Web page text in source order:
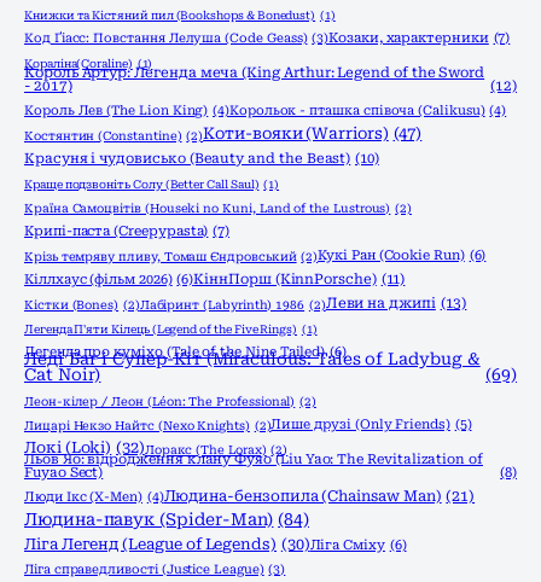
Книжки та Кістяний пил (Bookshops & Bonedust) (1)
Код Ґіасс: Повстання Лелуша (Code Geass) (3)Козаки, характерники (7)
Кораліна(Coraline) (1)
Король Артур: Легенда меча (King Arthur: Legend of the Sword
- 2017) (12)
Король Лев (The Lion King) (4)Корольок - пташка співоча (Calikusu) (4)
Костянтин (Constantine) (2)Коти-вояки (Warriors) (47)
Красуня і чудовисько (Beauty and the Beast) (10)
Краще подзвоніть Солу (Better Call Saul) (1)
Країна Самоцвітів (Houseki no Kuni, Land of the Lustrous) (2)
Крипі-паста (Creepypasta) (7)
Крізь темряву пливу, Томаш Єндровський (2)Кукі Ран (Cookie Run) (6)
Кіллхаус (фільм 2026) (6)КіннПорш (KinnPorsche) (11)
Кістки (Bones) (2)Лабіринт (Labyrinth) 1986 (2)Леви на джипі (13)
Легенда П'яти Кілець (Legend of the Five Rings) (1)
Легенда про куміхо (Tale of the Nine Tailed) (6)
Леді Баг і Супер-Кіт (Miraculous: Tales of Ladybug &
Cat Noir)
(69)
Леон-кілер / Леон (Léon: The Professional) (2)
Лицарі Некзо Найтс (Nexo Knights) (2)Лише друзі (Only Friends) (5)
Локі (Loki) (32)Лоракс (The Lorax) (2)
Льов Яо: відродження клану Фуяо (Liu Yao: The Revitalization of
Fuyao Sect)
(8)
Люди Ікс (X-Men) (4)Людина-бензопила (Chainsaw Man) (21)
Людина-павук (Spider-Man) (84)
Ліга Легенд (League of Legends) (30)Ліга Сміху (6)
Ліга справедливості (Justice League) (3)